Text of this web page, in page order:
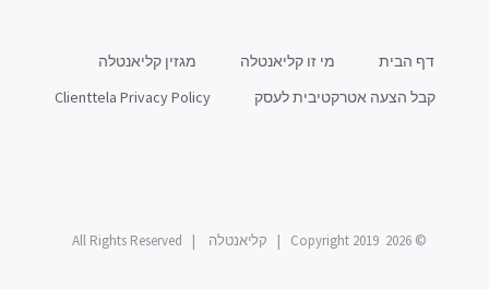
דף הבית מי זו קליאנטלה
מגזין קליאנטלה
קבל הצעה אטרקטיבית לעסק
Clienttela Privacy Policy
© Copyright 2019 2026 | קליאנטלה | All Rights Reserved